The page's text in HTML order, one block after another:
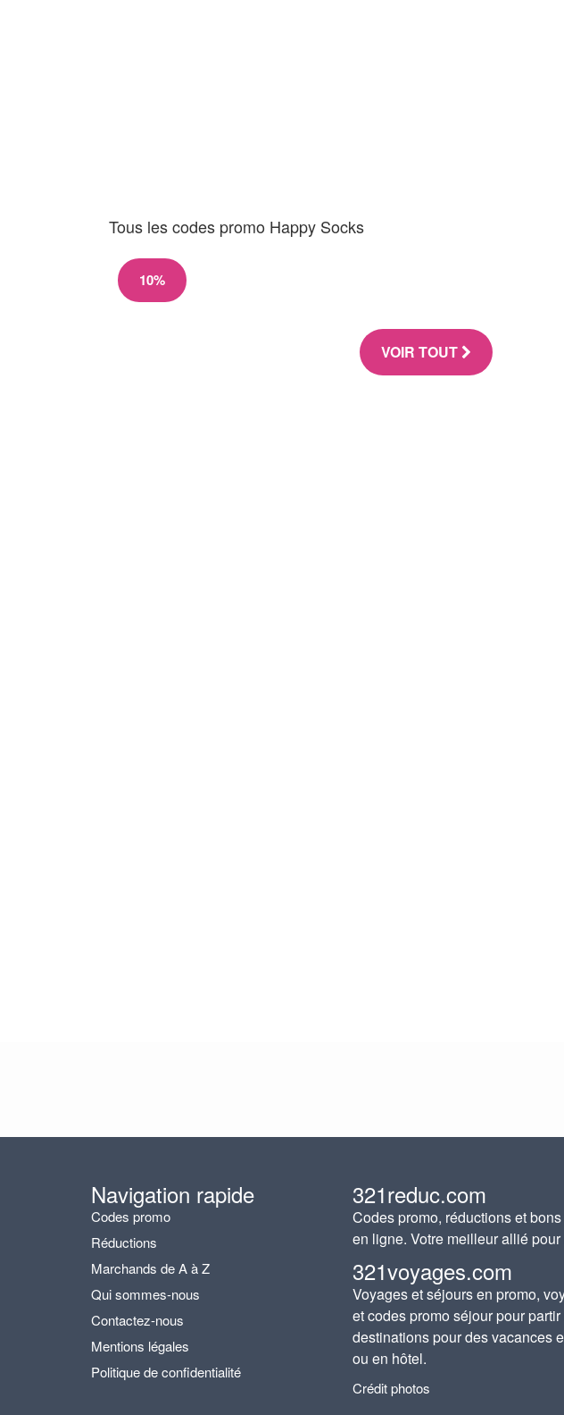
Tous les codes promo Happy Socks
10%
VOIR TOUT
Navigation rapide
Codes promo
Réductions
Marchands de A à Z
Qui sommes-nous
Contactez-nous
Mentions légales
Politique de confidentialité
321reduc.com
Codes promo, réductions et
en ligne. Votre meilleur allié
321voyages.com
Voyages et séjours en promo,
et codes promo séjour pour
destinations pour des vacances
ou en hôtel.
Crédit photos